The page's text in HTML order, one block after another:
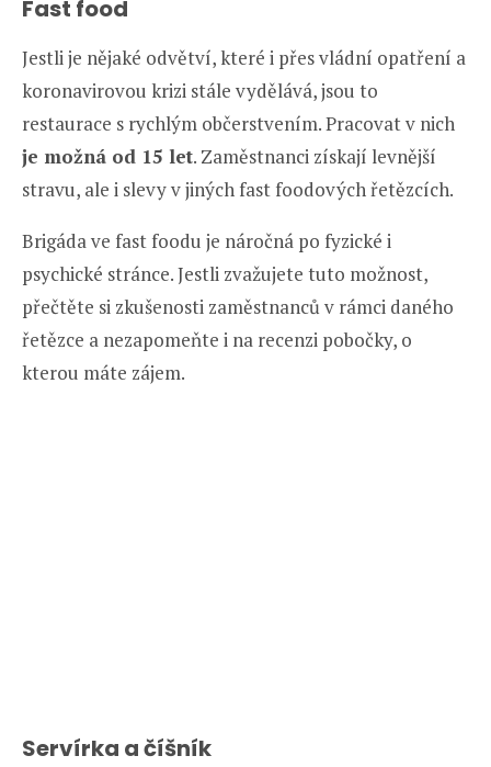
Fast food
Jestli je nějaké odvětví, které i přes vládní opatření a
koronavirovou krizi stále vydělává, jsou to
restaurace s rychlým občerstvením. Pracovat v nich
je možná od 15 let. Zaměstnanci získají levnější
stravu, ale i slevy v jiných fast foodových řetězcích.
Brigáda ve fast foodu je náročná po fyzické i
psychické stránce. Jestli zvažujete tuto možnost,
přečtěte si zkušenosti zaměstnanců v rámci daného
řetězce a nezapomeňte i na recenzi pobočky, o
kterou máte zájem.
Servírka a číšník